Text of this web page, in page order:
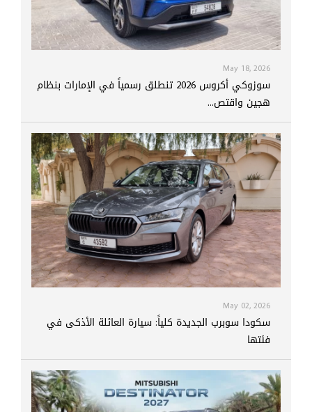
May 18, 2026
سوزوكي أكروس 2026 تنطلق رسمياً في الإمارات بنظام
هجين واقتص...
May 02, 2026
سكودا سوبرب الجديدة كلياً: سيارة العائلة الأذكى في
فئتها